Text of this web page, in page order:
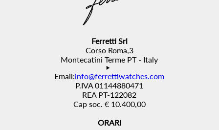
Ferretti Srl
Corso Roma,3
Montecatini Terme PT - Italy
Email:info@ferrettiwatches.com
P.IVA 01144880471
REA PT-122082
Cap soc. € 10.400,00
ORARI